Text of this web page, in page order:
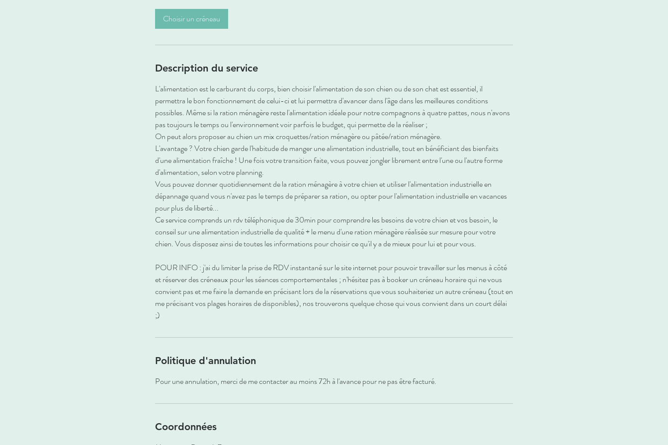
n
Choisir un créneau
Description du service
L'alimentation est le carburant du corps, bien choisir l'alimentation de son chien ou de son chat est essentiel, il
permettra le bon fonctionnement de celui-ci et lui permettra d'avancer dans l'âge dans les meilleures conditions
possibles. Même si la ration ménagère reste l'alimentation idéale pour notre compagnons à quatre pattes, nous n'avons
pas toujours le temps ou l'environnement voir parfois le budget, qui permette de la réaliser ;
On peut alors proposer au chien un mix croquettes/ration ménagère ou pâtée/ration ménagère.
L'avantage ? Votre chien garde l'habitude de manger une alimentation industrielle, tout en bénéficiant des bienfaits
d'une alimentation fraîche ! Une fois votre transition faite, vous pouvez jongler librement entre l'une ou l'autre forme
d'alimentation, selon votre planning.
Vous pouvez donner quotidiennement de la ration ménagère à votre chien et utiliser l'alimentation industrielle en
dépannage quand vous n'avez pas le temps de préparer sa ration, ou opter pour l'alimentation industrielle en vacances
pour plus de liberté...
Ce service comprends un rdv téléphonique de 30min pour comprendre les besoins de votre chien et vos besoin, le
conseil sur une alimentation industrielle de qualité + le menu d'une ration ménagère réalisée sur mesure pour votre
chien. Vous disposez ainsi de toutes les informations pour choisir ce qu'il y a de mieux pour lui et pour vous.
POUR INFO : j'ai du limiter la prise de RDV instantané sur le site internet pour pouvoir travailler sur les menus à côté
et réserver des créneaux pour les séances comportementales ; n'hésitez pas à booker un créneau horaire qui ne vous
convient pas et me faire la demande en précisant lors de la réservations que vous souhaiteriez un autre créneau (tout en
me précisant vos plages horaires de disponibles), nos trouverons quelque chose qui vous convient dans un court délai
;)
Politique d'annulation
Pour une annulation, merci de me contacter au moins 72h à l'avance pour ne pas être facturé.
Coordonnées